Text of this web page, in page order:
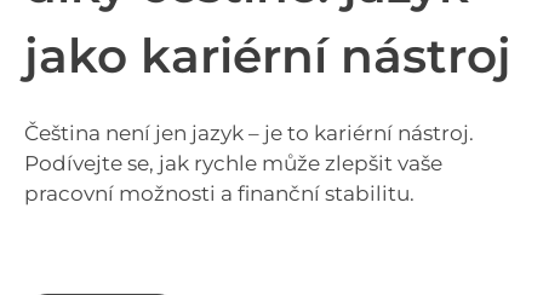
jako kariérní nástroj
Čeština není jen jazyk – je to kariérní nástroj.
Podívejte se, jak rychle může zlepšit vaše
pracovní možnosti a finanční stabilitu.